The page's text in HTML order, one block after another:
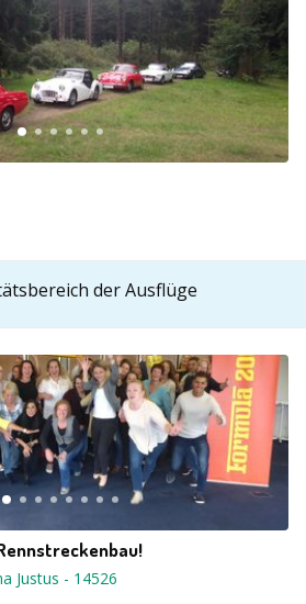
der Ausflüge
Justus - 14526